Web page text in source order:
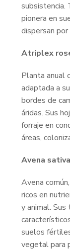
subsistencia.
pionera en
dispersan
Atriplex
Planta anual
adaptada a
bordes de
áridas. Sus
forraje en
áreas,
Avena
Avena
ricos en
y animal.
suelos
vegetal para